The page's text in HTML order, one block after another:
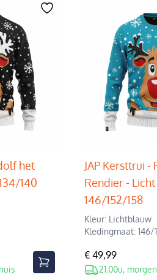
het
140
JAP Kersttrui
Rendier -
146/152/158
Kleur: Lichtblauw
Kledingmaat: 146/
€ 49,99
21.00u,